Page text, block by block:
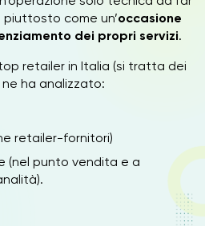
come un’occasione
dei propri servizi.
retailer in Italia (si tratta dei
ha analizzato:
retailer-fornitori)
(nel punto vendita e a